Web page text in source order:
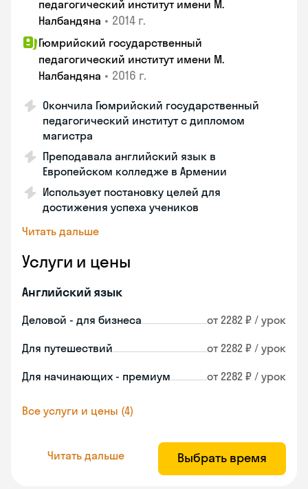
педагогический институт имени М.
Налбандяна • 2014 г.
Гюмрийский государственный
педагогический институт имени М.
Налбандяна • 2016 г.
Окончила Гюмрийский государственный
педагогический институт с дипломом
магистра
Преподавала английский язык в
Европейском колледже в Армении
Использует постановку целей для
достижения успеха учеников
Читать дальше
Услуги и цены
Английский язык
Деловой - для бизнеса от 2282 ₽ / урок
Для путешествий от 2282 ₽ / урок
Для начинающих - премиум от 2282 ₽ / урок
Все услуги и цены (4)
Читать дальше Выбрать время